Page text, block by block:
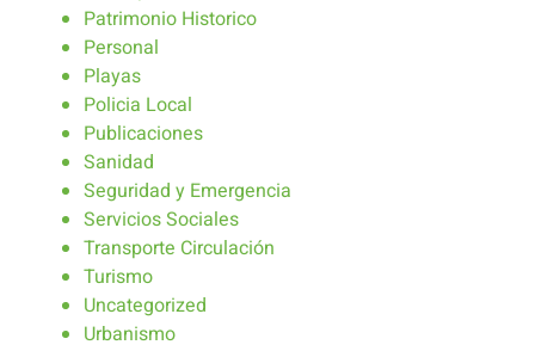
Patrimonio Historico
Personal
Playas
Policia Local
Publicaciones
Sanidad
Seguridad y Emergencia
Servicios Sociales
Transporte Circulación
Turismo
Uncategorized
Urbanismo